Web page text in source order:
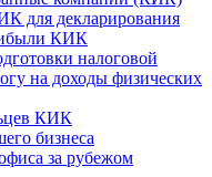
для декларирования
КИК
налоговой
на доходы физических
КИК
бизнеса
за рубежом